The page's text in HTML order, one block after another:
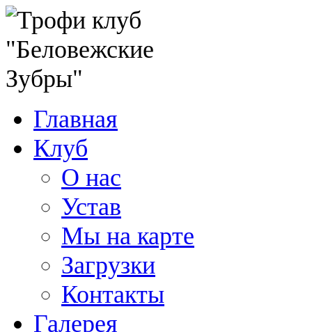
Главная
Клуб
О нас
Устав
Мы на карте
Загрузки
Контакты
Галерея